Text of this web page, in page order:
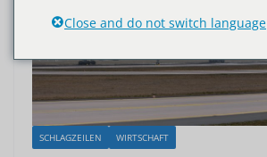
SCHLAGZEILEN WIRTSCHAFT
Close and do not switch language